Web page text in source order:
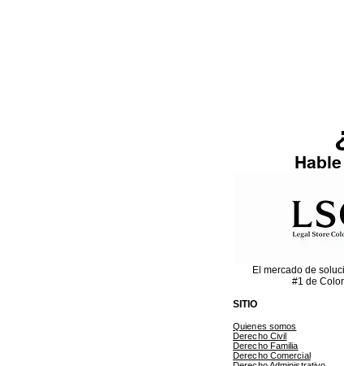
El mercado de
#1 de
SITIO
Quienes somos
Derecho Civil
Derecho Familia
Derecho Comercial